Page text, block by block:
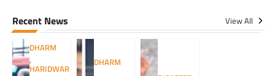
Recent News View All
DHARM
,
HARIDWAR
DHARM